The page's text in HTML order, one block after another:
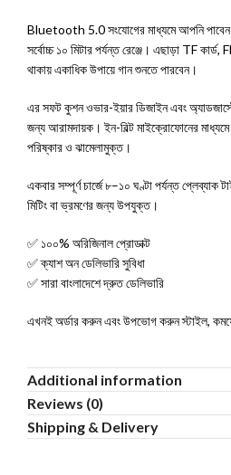
Bluetooth 5.0 সংযোগের মাধ্যমে আপনি পাবেন
সর্বোচ্চ ১০ মিটার পর্যন্ত রেঞ্জে। এছাড়া TF
থাকায় একাধিক উপায়ে গান শুনতে পারবেন।
এর সফট কুশন ওভার-ইয়ার ডিজাইন এবং
জন্য আরামদায়ক। ইন-বিল্ট মাইক্রোফোনের
পরিষ্কার ও ঝামেলামুক্ত।
একবার সম্পূর্ণ চার্জে ৮–১০ ঘণ্টা পর্যন্ত প্লেব্যাক
মিটিং বা ভ্রমণের জন্য উপযুক্ত।
✅ ১০০% অরিজিনাল প্রোডাক্ট
✅ ক্যাশ অন ডেলিভারি সুবিধা
✅ সারা বাংলাদেশে দ্রুত ডেলিভারি
এখনই অর্ডার করুন এবং উপভোগ করুন স্টাইল,
Additional information
Reviews (0)
Shipping & Delivery